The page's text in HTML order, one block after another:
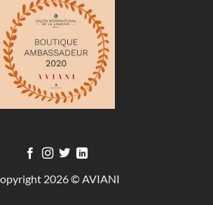
2026 © AVIANI